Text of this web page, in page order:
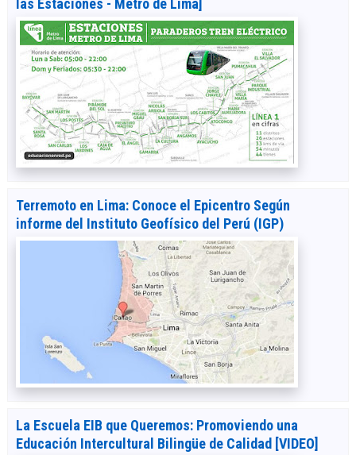
las Estaciones - Metro de Lima]
Terremoto en Lima: Conoce el Epicentro Según
informe del Instituto Geofísico del Perú (IGP)
La Escuela EIB que Queremos: Promoviendo una
Educación Intercultural Bilingüe de Calidad [VIDEO]